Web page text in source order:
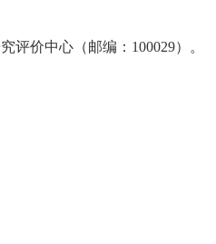
价中心（邮编：100029）。